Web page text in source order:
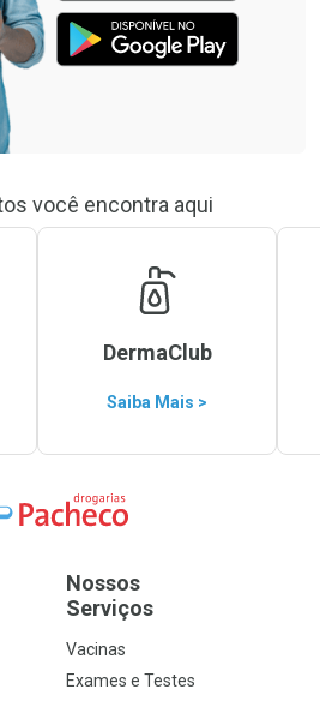
você encontra aqui
DermaClub
Saiba Mais >
a Home
Nossos
Serviços
Vacinas
Exames e Testes